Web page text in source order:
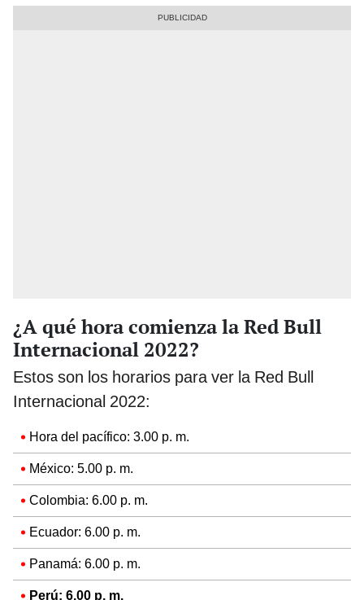
¿A qué hora comienza la Red Bull
Internacional 2022?
Estos son los horarios para ver la Red Bull
Internacional 2022:
Hora del pacífico: 3.00 p. m.
México: 5.00 p. m.
Colombia: 6.00 p. m.
Ecuador: 6.00 p. m.
Panamá: 6.00 p. m.
Perú: 6.00 p. m.